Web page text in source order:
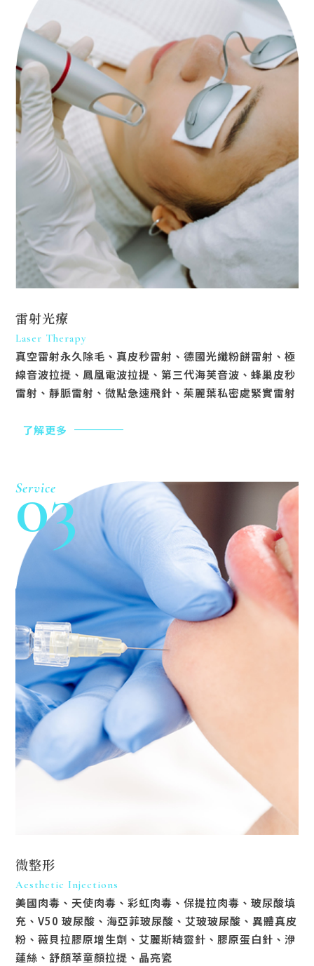
雷射光療
Laser Therapy
真空雷射永久除毛、真皮秒雷射、德國光纖粉餅雷射、極
線音波拉提、鳳凰電波拉提、第三代海芙音波、蜂巢皮秒
雷射、靜脈雷射、微點急速飛針、茱麗葉私密處緊實雷射
了解更多
Service
03
微整形
Aesthetic Injections
美國肉毒、天使肉毒、彩虹肉毒、保提拉肉毒、玻尿酸填
充、V50 玻尿酸、海亞菲玻尿酸、艾玻玻尿酸、異體真皮
粉、薇貝拉膠原增生劑、艾麗斯精靈針、膠原蛋白針、洢
蓮絲、舒顏萃童顏拉提、晶亮瓷